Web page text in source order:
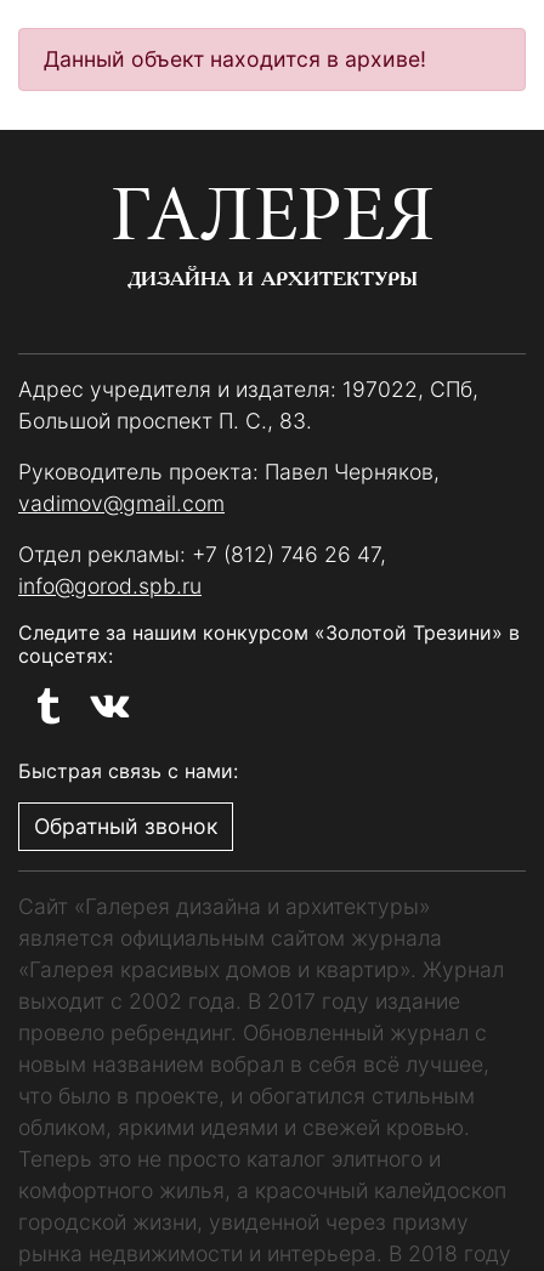
Данный объект находится в архиве!
ГАЛЕРЕЯ
ДИЗАЙНА И АРХИТЕКТУРЫ
Адрес учредителя и издателя: 197022, СПб,
Большой проспект П. С., 83.
Руководитель проекта: Павел Черняков,
vadimov@gmail.com
Отдел рекламы: +7 (812) 746 26 47,
info@gorod.spb.ru
Следите за нашим конкурсом «Золотой Трезини» в
соцсетях:
Быстрая связь с нами:
Обратный звонок
Сайт «Галерея дизайна и архитектуры»
является официальным сайтом журнала
«Галерея красивых домов и квартир». Журнал
выходит с 2002 года. В 2017 году издание
провело ребрендинг. Обновленный журнал с
новым названием вобрал в себя всё лучшее,
что было в проекте, и обогатился стильным
обликом, яркими идеями и свежей кровью.
Теперь это не просто каталог элитного и
комфортного жилья, а красочный калейдоскоп
городской жизни, увиденной через призму
рынка недвижимости и интерьера. В 2018 году